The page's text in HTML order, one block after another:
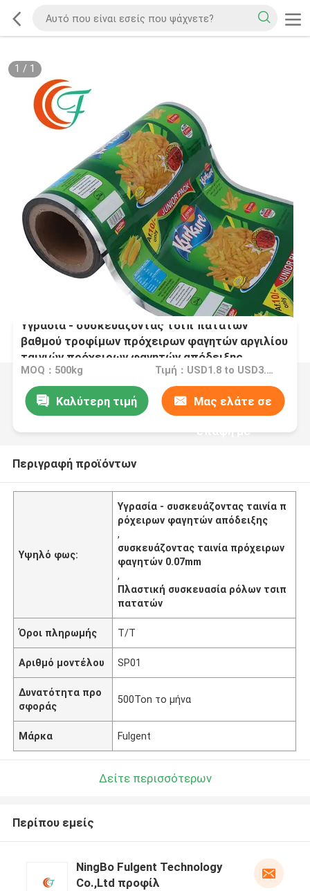
1 / 1
Υγρασία - συσκευάζοντας τσιπ πατατών
βαθμού τροφίμων πρόχειρων φαγητών αργιλίου
ταινιών πρόχειρων φαγητών απόδειξης
MOQ：500kg Τιμή：USD1.8 to USD3.8 each kg
Καλύτερη τιμή Μας ελάτε σε
επαφή με
Περιγραφή προϊόντων
Υψηλό φως:
Υγρασία - συσκευάζοντας ταινία π
ρόχειρων φαγητών απόδειξης
,
συσκευάζοντας ταινία πρόχειρων
φαγητών 0.07mm
,
Πλαστική συσκευασία ρόλων τσιπ
πατατών
Όροι πληρωμής T/T
Αριθμό μοντέλου SP01
Δυνατότητα προ
σφοράς
500Ton το μήνα
Μάρκα Fulgent
Δείτε περισσότερων
Περίπου εμείς
NingBo Fulgent Technology
Co.,Ltd προφίλ